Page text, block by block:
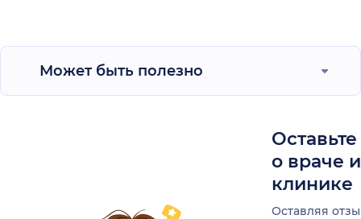
Может быть полезно
о враче
клинике
Оставляя